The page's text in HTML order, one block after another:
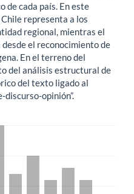
de cada país. En este
representa a los
regional, mientras el
el reconocimiento de
En el terreno del
del análisis estructural de
del texto ligado al
discurso-opinión”.